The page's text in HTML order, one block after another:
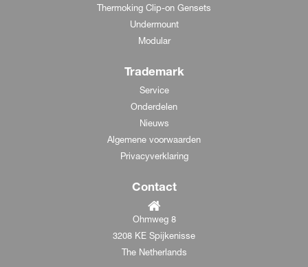
Thermoking Clip-on Gensets
Undermount
Modular
Trademark
Service
Onderdelen
Nieuws
Algemene voorwaarden
Privacyverklaring
Contact
Ohmweg 8
3208 KE Spijkenisse
The Netherlands